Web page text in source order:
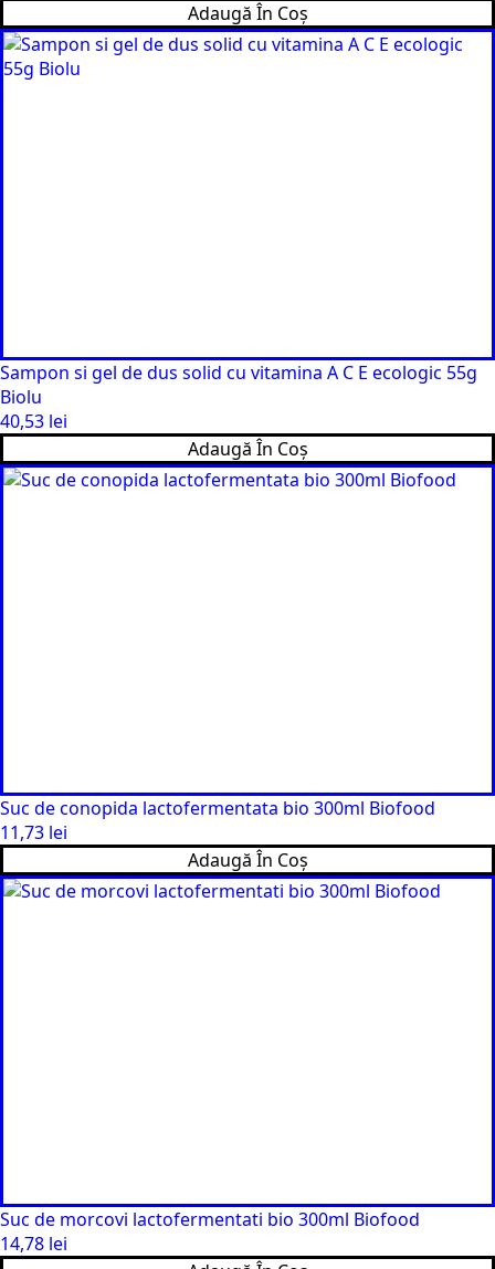
Adaugă În Coș
Sampon si gel de dus solid cu vitamina A C E ecologic 55g
Biolu
40,53 lei
Adaugă În Coș
Suc de conopida lactofermentata bio 300ml Biofood
11,73 lei
Adaugă În Coș
Suc de morcovi lactofermentati bio 300ml Biofood
14,78 lei